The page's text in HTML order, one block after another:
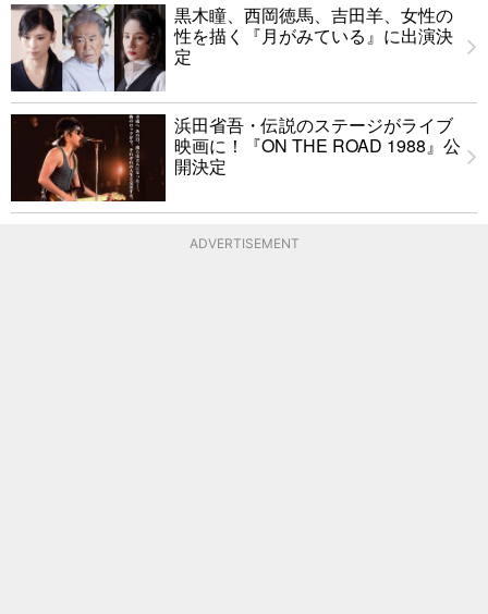
黒木瞳、西岡徳馬、吉田羊、女性の
性を描く『月がみている』に出演決
定
浜田省吾・伝説のステージがライブ
映画に！『ON THE ROAD 1988』公
開決定
ADVERTISEMENT